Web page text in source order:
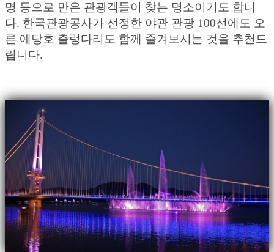
명 등으로 만은 관광객들이 찾는 명소이기도 합니
다. 한국관광공사가 선정한 야관 관광 100선에도 오
른 예당호 출렁다리도 함께 즐겨보시는 것을 추천드
립니다.